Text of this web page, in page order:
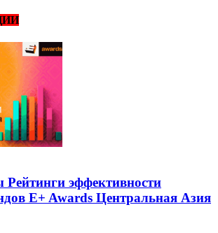
эффективности
E+ Awards Центральная Азия